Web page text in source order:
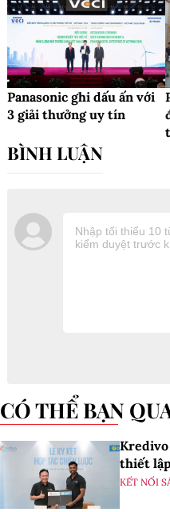
Panasonic ghi dấu ấn với
3 giải thưởng uy tín
CÓ THỂ BẠN
Kredivo
thiết
KẾT NỐI